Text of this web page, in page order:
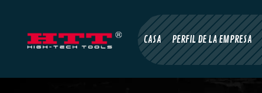
CASA PERFIL DE LA EMPRESA